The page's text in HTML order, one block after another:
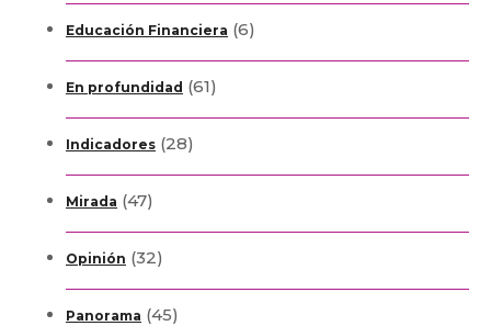
Educación Financiera (6)
En profundidad (61)
Indicadores (28)
Mirada (47)
Opinión (32)
Panorama (45)